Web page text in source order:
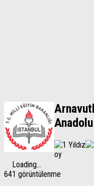
oy
Loading...
641 görüntülenme